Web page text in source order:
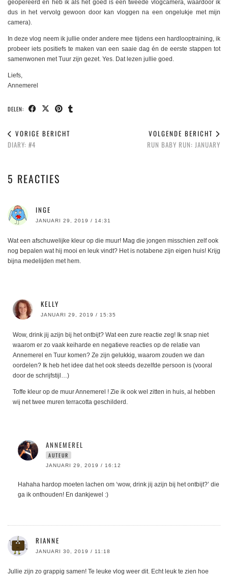
geopereerd en heb ik als het goed is een tweede vlogcamera, waardoor ik
dus in het vervolg gewoon door kan vloggen na een ongelukje met mijn
camera).
In deze vlog neem ik jullie onder andere mee tijdens een hardlooptraining, ik
probeer iets positiefs te maken van een saaie dag én de eerste stappen tot
samenwonen met Tuur zijn gezet. Yes. Dat lezen jullie goed.
Liefs,
Annemerel
DELEN:
VORIGE BERICHT
DIARY: #4
VOLGENDE BERICHT
RUN BABY RUN: JANUARY
5 REACTIES
INGE
JANUARI 29, 2019 / 14:31
Wat een afschuwelijke kleur op die muur! Mag die jongen misschien zelf ook
nog bepalen wat hij mooi en leuk vindt? Het is notabene zijn eigen huis! Krijg
bijna medelijden met hem.
KELLY
JANUARI 29, 2019 / 15:35
Wow, drink jij azijn bij het ontbijt? Wat een zure reactie zeg! Ik snap niet
waarom er zo vaak keiharde en negatieve reacties op de relatie van
Annemerel en Tuur komen? Ze zijn gelukkig, waarom zouden we dan
oordelen? Ik heb het idee dat het ook steeds dezelfde persoon is (vooral
door de schrijfstijl…)
Toffe kleur op de muur Annemerel ! Zie ik ook wel zitten in huis, al hebben
wij net twee muren terracotta geschilderd.
ANNEMEREL
AUTEUR
JANUARI 29, 2019 / 16:12
Hahaha hardop moeten lachen om ‘wow, drink jij azijn bij het ontbijt?’ die
ga ik onthouden! En dankjewel :)
RIANNE
JANUARI 30, 2019 / 11:18
Jullie zijn zo grappig samen! Te leuke vlog weer dit. Echt leuk te zien hoe